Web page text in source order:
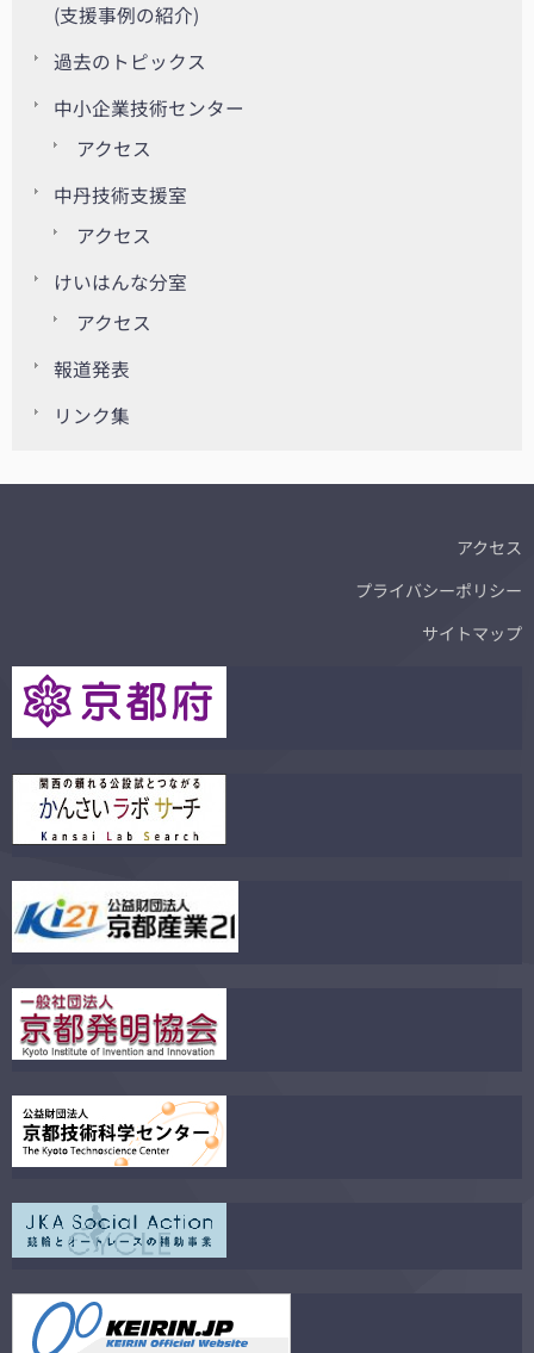
(支援事例の紹介)
過去のトピックス
中小企業技術センター
アクセス
中丹技術支援室
アクセス
けいはんな分室
アクセス
報道発表
リンク集
アクセス
プライバシーポリシー
サイトマップ